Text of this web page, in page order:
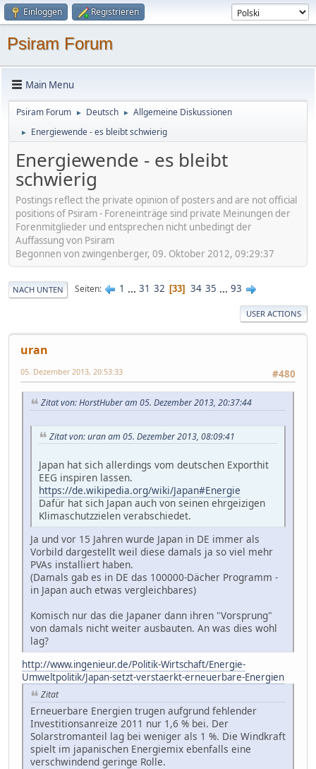
Einloggen Registrieren
Psiram Forum
Main Menu
Psiram Forum ► Deutsch ► Allgemeine Diskussionen
► Energiewende - es bleibt schwierig
Energiewende - es bleibt
schwierig
Postings reflect the private opinion of posters and are not official
positions of Psiram - Foreneinträge sind private Meinungen der
Forenmitglieder und entsprechen nicht unbedingt der
Auffassung von Psiram
Begonnen von zwingenberger, 09. Oktober 2012, 09:29:37
NACH UNTEN Seiten 1 ... 31 32 33 34 35 ... 93
USER ACTIONS
uran
#480
05. Dezember 2013, 20:53:33
Zitat von: HorstHuber am 05. Dezember 2013, 20:37:44
Zitat von: uran am 05. Dezember 2013, 08:09:41
Japan hat sich allerdings vom deutschen Exporthit
EEG inspiren lassen.
https://de.wikipedia.org/wiki/Japan#Energie
Dafür hat sich Japan auch von seinen ehrgeizigen
Klimaschutzzielen verabschiedet.
Ja und vor 15 Jahren wurde Japan in DE immer als
Vorbild dargestellt weil diese damals ja so viel mehr
PVAs installiert haben.
(Damals gab es in DE das 100000-Dächer Programm -
in Japan auch etwas vergleichbares)
Komisch nur das die Japaner dann ihren "Vorsprung"
von damals nicht weiter ausbauten. An was dies wohl
lag?
http://www.ingenieur.de/Politik-Wirtschaft/Energie-
Umweltpolitik/Japan-setzt-verstaerkt-erneuerbare-Energien
Zitat
Erneuerbare Energien trugen aufgrund fehlender
Investitionsanreize 2011 nur 1,6 % bei. Der
Solarstromanteil lag bei weniger als 1 %. Die Windkraft
spielt im japanischen Energiemix ebenfalls eine
verschwindend geringe Rolle.